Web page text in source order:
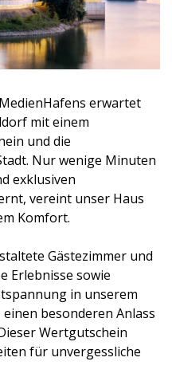
erwartet
mit einem
und die
Nur wenige Minuten
exklusiven
vereint unser Haus
Komfort.
Gästezimmer und
Erlebnisse sowie
in unserem
einen besonderen Anlass
Wertgutschein
für unvergessliche